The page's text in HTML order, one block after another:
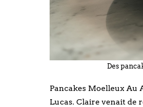
Des
Pancakes Moelleux Au
Lucas. Claire venait de